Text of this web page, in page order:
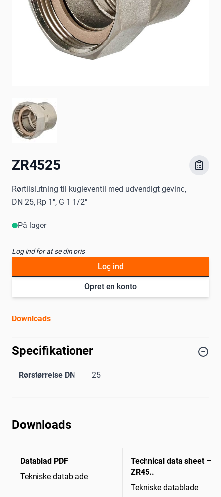
ZR4525
Rørtilslutning til kugleventil med udvendigt gevind,
DN 25, Rp 1", G 1 1/2"
På lager
Log ind for at se din pris
Opret en konto
Log ind
Downloads
Specifikationer
Rørstørrelse DN 25
Downloads
Datablad PDF
Tekniske datablade
Technical data sheet –
ZR45..
Tekniske datablade